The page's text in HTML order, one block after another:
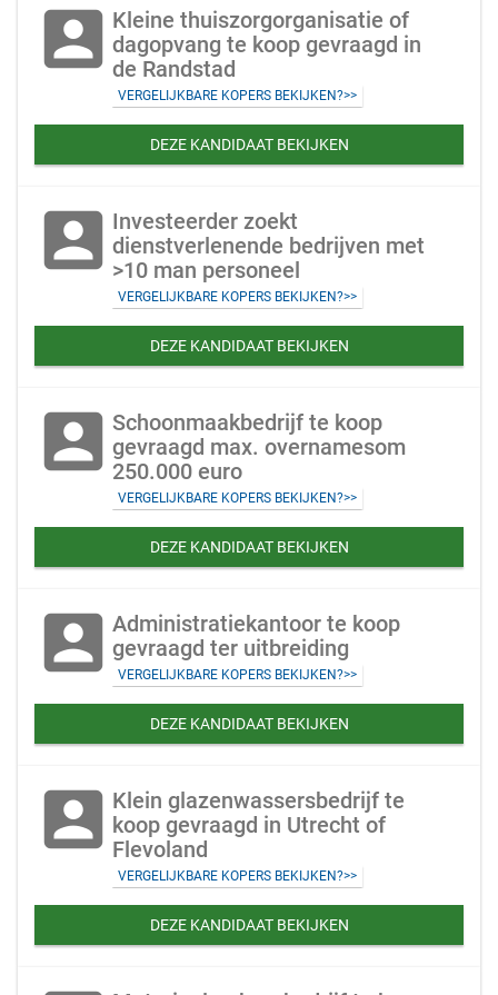
account_box Kleine thuiszorgorganisatie of
dagopvang te koop gevraagd in
de Randstad
VERGELIJKBARE KOPERS BEKIJKEN?>>
DEZE KANDIDAAT BEKIJKEN
account_box Investeerder zoekt
dienstverlenende bedrijven met
>10 man personeel
VERGELIJKBARE KOPERS BEKIJKEN?>>
DEZE KANDIDAAT BEKIJKEN
account_box Schoonmaakbedrijf te koop
gevraagd max. overnamesom
250.000 euro
VERGELIJKBARE KOPERS BEKIJKEN?>>
DEZE KANDIDAAT BEKIJKEN
account_box Administratiekantoor te koop
gevraagd ter uitbreiding
VERGELIJKBARE KOPERS BEKIJKEN?>>
DEZE KANDIDAAT BEKIJKEN
account_box Klein glazenwassersbedrijf te
koop gevraagd in Utrecht of
Flevoland
VERGELIJKBARE KOPERS BEKIJKEN?>>
DEZE KANDIDAAT BEKIJKEN